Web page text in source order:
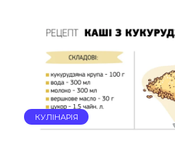
КУЛІНАРІЯ